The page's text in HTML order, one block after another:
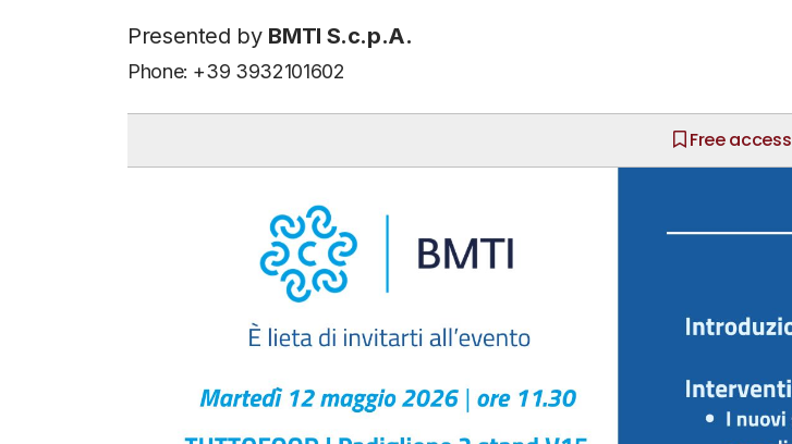
Presented by BMTI S.c.p.A.
Phone: +39 3932101602
Free access